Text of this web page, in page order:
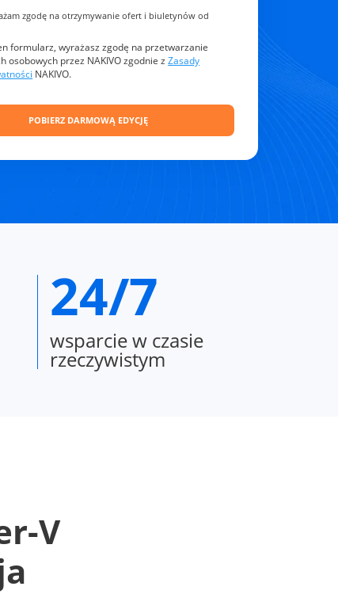
zgodę na otrzymywanie ofert i biuletynów od
formularz, wyrażasz zgodę na przetwarzanie
osobowych przez NAKIVO zgodnie zZasady
NAKIVO.
24/7
wsparcie w czasie
rzeczywistym
V